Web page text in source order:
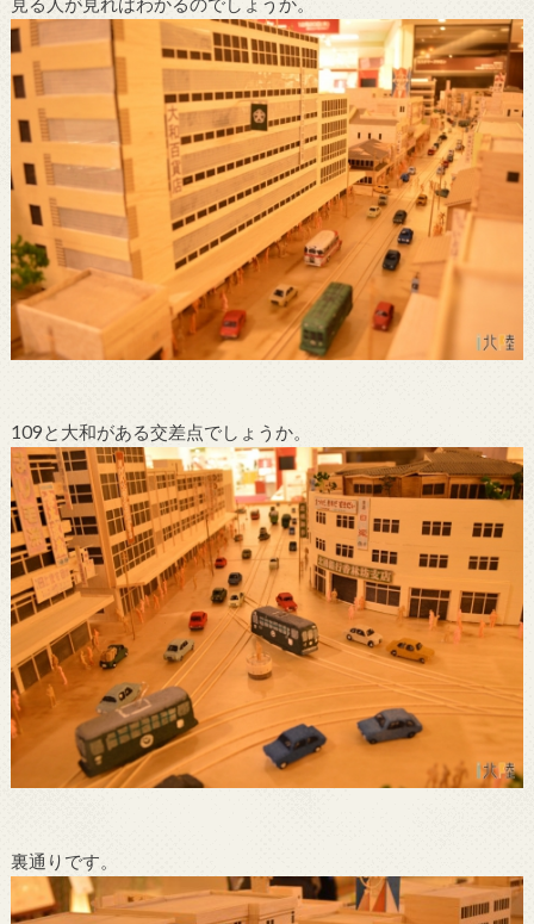
109と大和がある交差点でしょうか。
裏通りです。